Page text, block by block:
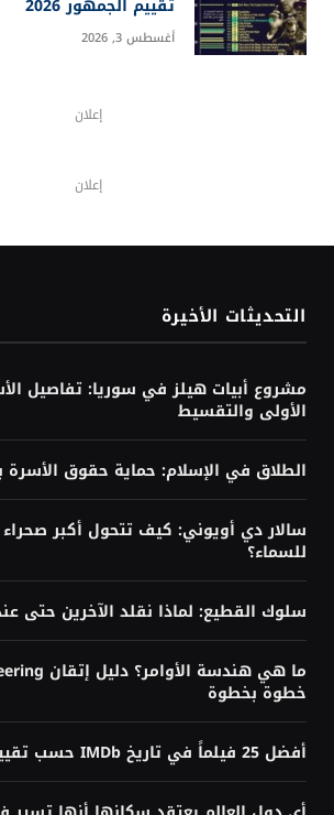
أغسطس 6, 2026
Prompt Engineering خطوة بخطوة
أي دول العالم يعتقد
أزمة إنفانتينو
فيفا من الرحيل؟
زلزال قرب السويس
سكان دول مجاورة
أغسطس 3, 2026
الاصطناعي؟ الإجابة
أغسطس 3, 2026
تابع ميتالسي عبر